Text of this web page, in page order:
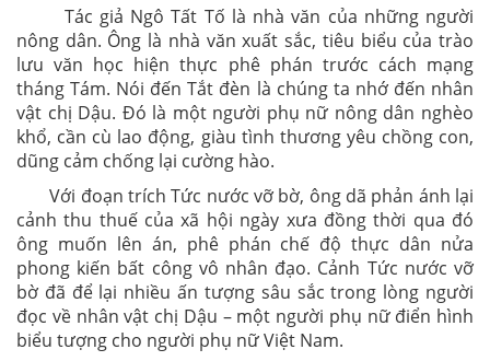
Tác giả Ngô Tất Tố là nhà văn của những người
nông dân. Ông là nhà văn xuất sắc, tiêu biểu của trào
lưu văn học hiện thực phê phán trước cách mạng
tháng Tám. Nói đến Tắt đèn là chúng ta nhớ đến nhân
vật chị Dậu. Đó là một người phụ nữ nông dân nghèo
khổ, cần cù lao động, giàu tình thương yêu chồng con,
dũng cảm chống lại cường hào.
Với đoạn trích Tức nước vỡ bờ, ông dã phản ánh lại
cảnh thu thuế của xã hội ngày xưa đồng thời qua đó
ông muốn lên án, phê phán chế độ thực dân nửa
phong kiến bất công vô nhân đạo. Cảnh Tức nước vỡ
bờ đã để lại nhiều ấn tượng sâu sắc trong lòng người
đọc về nhân vật chị Dậu – một người phụ nữ điển hình
biểu tượng cho người phụ nữ Việt Nam.